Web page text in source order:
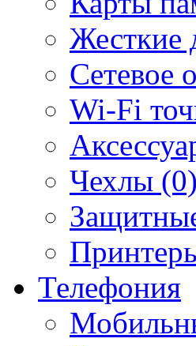
Жесткие
Сетевое
Wi-Fi
Чехлы (0)
Телефония